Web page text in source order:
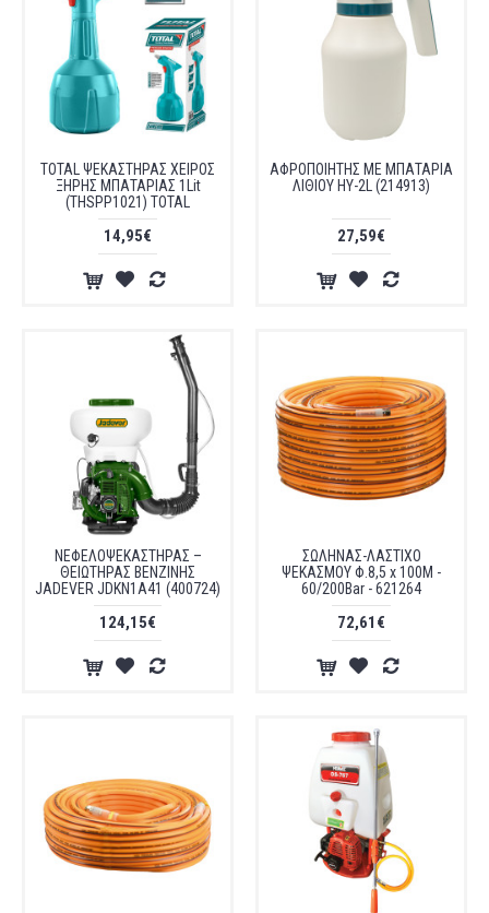
TOTAL ΨΕΚΑΣΤΗΡΑΣ ΧΕΙΡΟΣ
ΞΗΡΗΣ ΜΠΑΤΑΡΙΑΣ 1Lit
(THSPP1021) TOTAL
14,95€
ΑΦΡΟΠΟΙΗΤΗΣ ΜΕ ΜΠΑΤΑΡΙΑ
ΛΙΘΙΟΥ HY-2L (214913)
27,59€
ΝΕΦΕΛΟΨΕΚΑΣΤΗΡΑΣ –
ΘΕΙΩΤΗΡΑΣ ΒΕΝΖΙΝΗΣ
JADEVER JDKN1A41 (400724)
124,15€
ΣΩΛΗΝΑΣ-ΛΑΣΤΙΧΟ
ΨΕΚΑΣΜΟΥ Φ.8,5 x 100Μ -
60/200Bar - 621264
72,61€